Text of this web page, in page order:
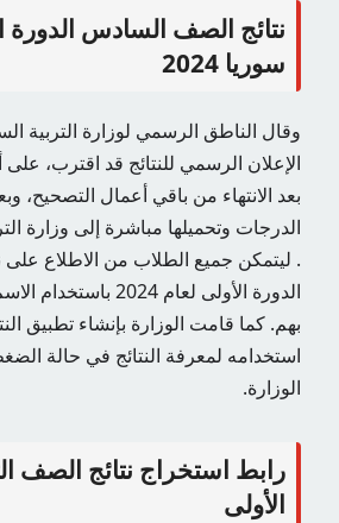
نتائج الصف السادس الدورة
سوريا 2024
وقال الناطق الرسمي لوزارة التربية
الإعلان الرسمي للنتائج قد اقترب،
بعد الانتهاء من باقي أعمال التصحيح،
الدرجات وتحميلها مباشرة إلى وزارة
. ليتمكن جميع الطلاب من الاطلاع على
الدورة الأولى لعام
بهم. كما قامت الوزارة بإنشاء تطبيق
استخدامه لمعرفة النتائج في حالة
الوزارة.
رابط استخراج نتائج الصف
الأولى